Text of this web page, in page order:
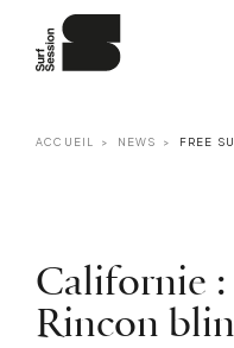
ACCUEIL NEWS FREE
Californie :
Rincon